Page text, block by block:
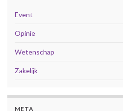
Event
Opinie
Wetenschap
Zakelijk
META